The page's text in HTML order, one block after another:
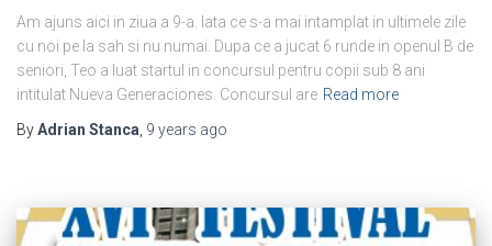
Am ajuns aici in ziua a 9-a. Iata ce s-a mai intamplat in ultimele zile
cu noi pe la sah si nu numai. Dupa ce a jucat 6 runde in openul B de
seniori, Teo a luat startul in concursul pentru copii sub 8 ani
intitulat Nueva Generaciones. Concursul are Read more
ByAdrian Stanca, 9 years ago